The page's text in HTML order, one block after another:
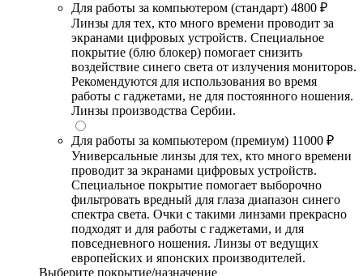
Для работы за компьютером (стандарт) 4800 ₽
Линзы для тех, кто много времени проводит за
экранами цифровых устройств. Специальное
покрытие (блю блокер) помогает снизить
воздействие синего света от излучения мониторов.
Рекомендуются для использования во время
работы с гаджетами, не для постоянного ношения.
Линзы производства Сербии.
Для работы за компьютером (премиум) 11000 ₽
Универсальные линзы для тех, кто много времени
проводит за экранами цифровых устройств.
Специальное покрытие помогает выборочно
фильтровать вредный для глаза диапазон синего
спектра света. Очки с такими линзами прекрасно
подходят и для работы с гаджетами, и для
повседневного ношения. Линзы от ведущих
европейских и японских производителей.
Выберите покрытие/назначение